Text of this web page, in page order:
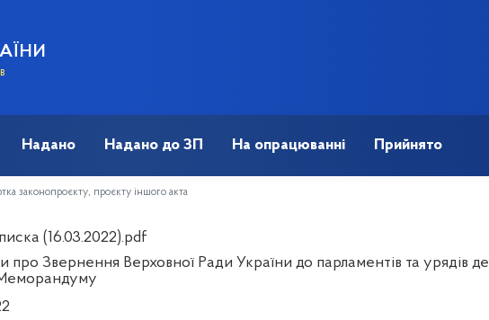
Надано Надано до ЗП На опрацюванні Прийнято
законопроєкту, проєкту іншого акта
(16.03.2022).pdf
про Звернення Верховної Ради України до парламентів та урядів